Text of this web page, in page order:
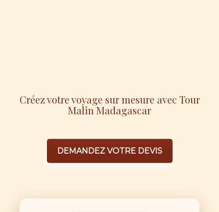
Créez votre voyage sur mesure avec Tour
Malin Madagascar
DEMANDEZ VOTRE DEVIS